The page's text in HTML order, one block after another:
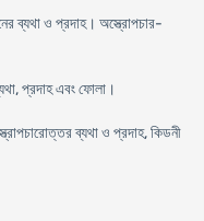
ব্যথা ও প্রদাহ। অস্ত্রোপচার-
প্রদাহ এবং ফোলা।
ব্যথা ও প্রদাহ, কিডনী